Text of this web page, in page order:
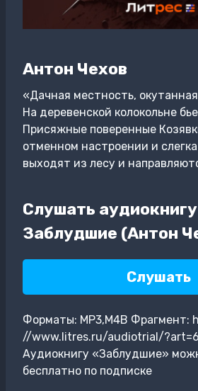
Антон Чехов
«Дачная местность,
На деревенской колокольне
Присяжные поверенные
отменном настроении и
выходят из лесу и
Слушать аудиокнигу
Заблудшие (Антон
Слушать
Форматы: MP3,M4B Фрагмент:
//www.litres.ru/audiotrial/
Аудиокнигу «Заблудшие»
бесплатно по подписке